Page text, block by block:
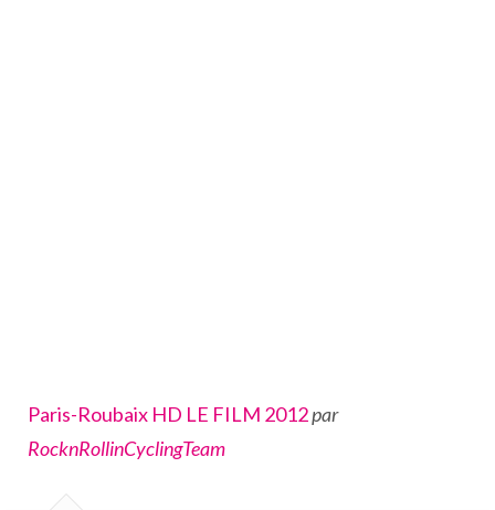
Paris-Roubaix HD LE FILM 2012par
RocknRollinCyclingTeam